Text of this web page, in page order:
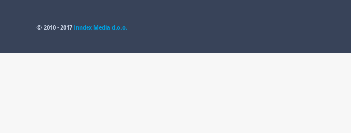
© 2010 - 2017 Inndex Media d.o.o.